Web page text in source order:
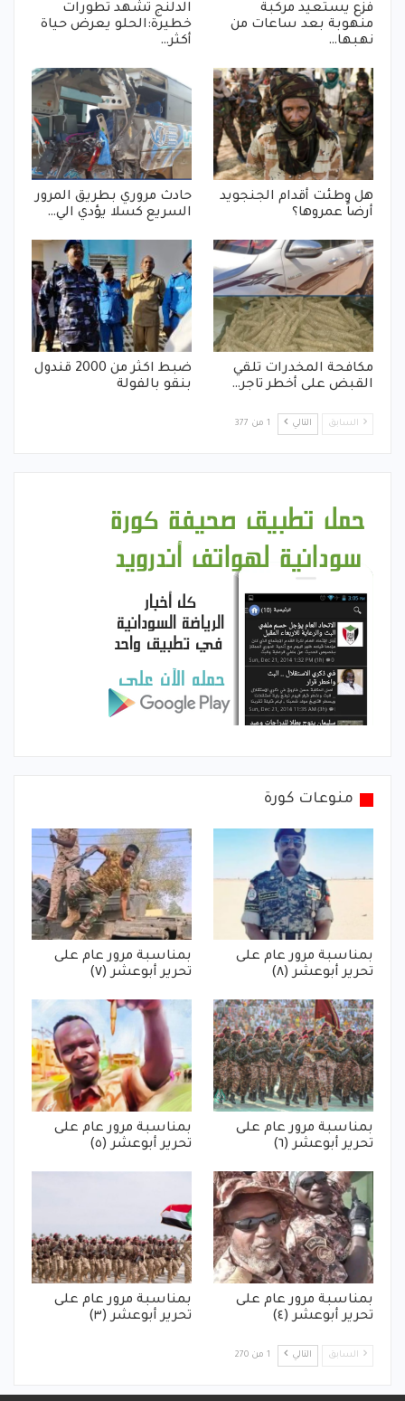
فزع يستعيد مركبة
منهوبة بعد ساعات من
نهبها…
الدلنج تشهد تطورات
خطيرة:الحلو يعرض حياة
أكثر…
هل وطئت أقدام الجنجويد
أرضاً عمروها؟
حادث مروري بطريق المرور
السريع كسلا يؤدي الي…
مكافحة المخدرات تلقي
القبض على أخطر تاجر…
ضبط اكثر من 2000 قندول
بنقو بالفولة
السابق التالي 1 من 377
منوعات كورة
بمناسبة مرور عام على
تحرير أبوعشر (٨)
بمناسبة مرور عام على
تحرير أبوعشر (٧)
بمناسبة مرور عام على
تحرير أبوعشر (٦)
بمناسبة مرور عام على
تحرير أبوعشر (٥)
بمناسبة مرور عام على
تحرير أبوعشر (٤)
بمناسبة مرور عام على
تحرير أبوعشر (٣)
السابق التالي 1 من 270